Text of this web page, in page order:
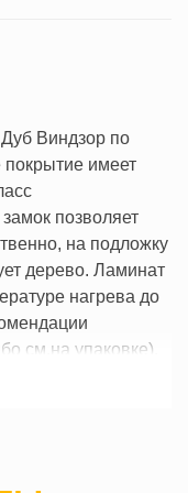
Дуб Виндзор по
имеет
позволяет
на подложку
дерево. Ламинат
нагрева до
см.на упаковке).